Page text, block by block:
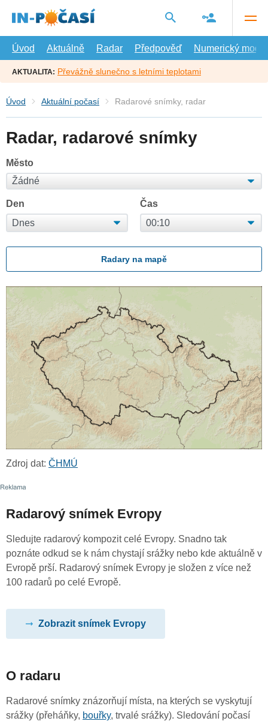
hlavní
Úvod
Aktuálně Radar Předpověď Numerický model
AKTUALITA: Převážně slunečno s letními teplotami
Úvod Aktuální počasí Radarové snímky, radar
Radar, radarové snímky
Město
Den Čas
Radary na mapě
Zdroj dat: ČHMÚ
Radarový snímek Evropy
Sledujte radarový kompozit celé Evropy. Snadno tak
poznáte odkud se k nám chystají srážky nebo kde aktuálně v
Evropě prší. Radarový snímek Evropy je složen z více než
100 radarů po celé Evropě.
Zobrazit snímek Evropy
O radaru
Radarové snímky znázorňují místa, na kterých se vyskytují
srážky (přeháňky, bouřky, trvalé srážky). Sledování počasí